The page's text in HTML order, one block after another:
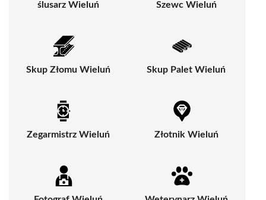
ślusarz Wieluń Szewc Wieluń
Skup Złomu Wieluń Skup Palet Wieluń
Zegarmistrz Wieluń Złotnik Wieluń